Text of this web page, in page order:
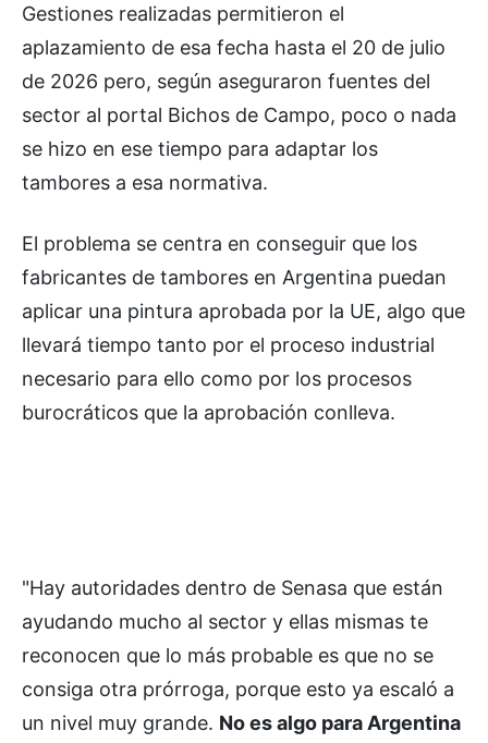
Gestiones realizadas permitieron el
aplazamiento de esa fecha hasta el 20 de julio
de 2026 pero, según aseguraron fuentes del
sector al portal Bichos de Campo, poco o nada
se hizo en ese tiempo para adaptar los
tambores a esa normativa.
El problema se centra en conseguir que los
fabricantes de tambores en Argentina puedan
aplicar una pintura aprobada por la UE, algo que
llevará tiempo tanto por el proceso industrial
necesario para ello como por los procesos
burocráticos que la aprobación conlleva.
"Hay autoridades dentro de Senasa que están
ayudando mucho al sector y ellas mismas te
reconocen que lo más probable es que no se
consiga otra prórroga, porque esto ya escaló a
un nivel muy grande. No es algo para Argentina